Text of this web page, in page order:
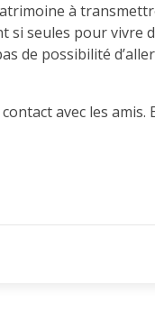
à
si seules pour vivre
de possibilité
avec les amis.